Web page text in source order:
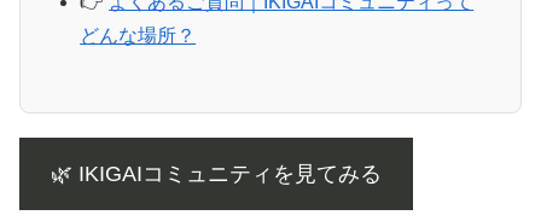
どんな場所？
🌿 IKIGAIコミュニティを見てみる